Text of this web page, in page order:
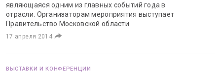
являющаяся одним из главных событий года в
отрасли. Организаторам мероприятия выступает
Правительство Московской области
17 апреля 2014
ВЫСТАВКИ И КОНФЕРЕНЦИИ